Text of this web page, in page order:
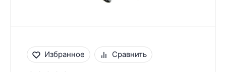
Избранное Сравнить